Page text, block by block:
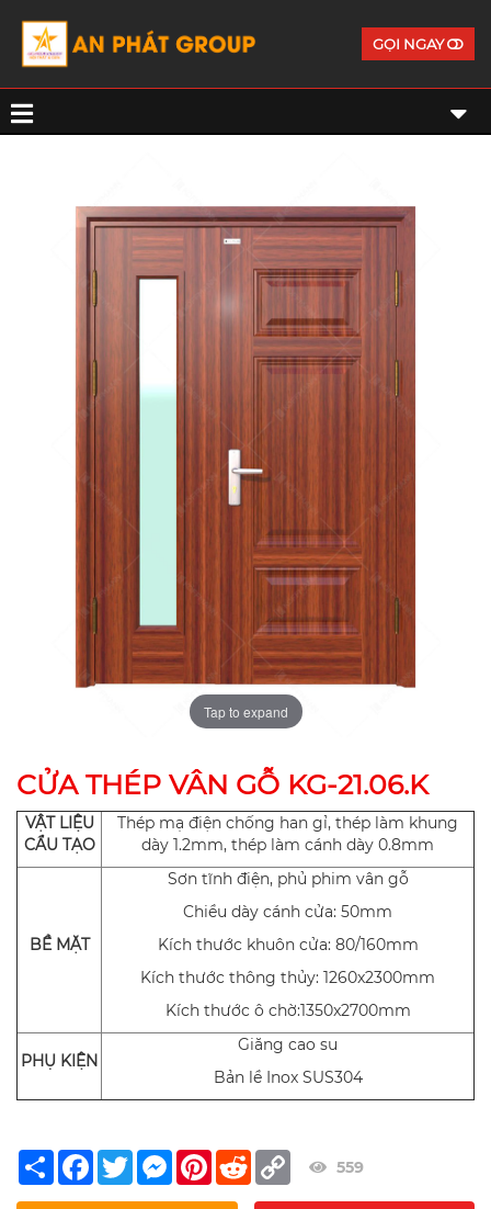
GỌI NGAY
Tap to expand
CỬA THÉP VÂN GỖ KG-21.06.K
VẬT LIỆU
CẨU TẠO
Thép mạ điện chống han gỉ, thép làm khung
dày 1.2mm, thép làm cánh dày 0.8mm
BỀ MẶT
Sơn tĩnh điện, phủ phim vân gỗ
Chiều dày cánh cửa: 50mm
Kích thước khuôn cửa: 80/160mm
Kích thước thông thủy: 1260x2300mm
Kích thước ô chờ:1350x2700mm
PHỤ KIỆN
Giăng cao su
Bản lề Inox SUS304
Share Facebook
TwitterMessengerPinterest
Reddit Copy
Link
559